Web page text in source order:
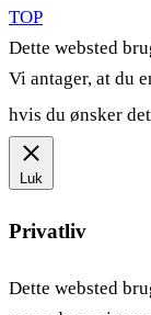
TOP
Dette websted
Vi antager, at du
hvis du ønsker
Luk
Privatliv
Dette websted